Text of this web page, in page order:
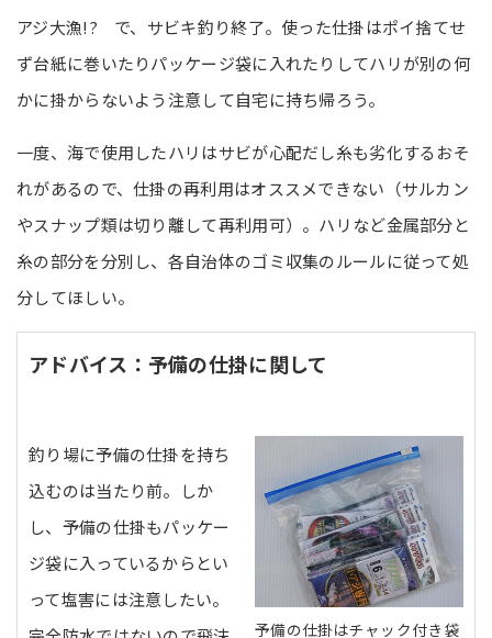
アジ大漁!? で、サビキ釣り終了。使った仕掛はポイ捨てせ
ず台紙に巻いたりパッケージ袋に入れたりしてハリが別の何
かに掛からないよう注意して自宅に持ち帰ろう。
一度、海で使用したハリはサビが心配だし糸も劣化するおそ
れがあるので、仕掛の再利用はオススメできない（サルカン
やスナップ類は切り離して再利用可）。ハリなど金属部分と
糸の部分を分別し、各自治体のゴミ収集のルールに従って処
分してほしい。
アドバイス：予備の仕掛に関して
予備の仕掛はチャック付き袋
釣り場に予備の仕掛を持ち
込むのは当たり前。しか
し、予備の仕掛もパッケー
ジ袋に入っているからとい
って塩害には注意したい。